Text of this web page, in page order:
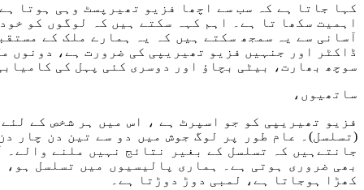
کہا جاتا ہے کہ سب سے اچھا فزیو تھیرپسٹ وہی ہوتا
اہمیت سکھا تا ہے۔ اہم کہہ سکتے ہیں کہ لوگوں کو
آسانی سے یہ سمجھ سکتے ہیں کہ یہ ہمارے ملک کے
ڈاکٹر اور جنہیں فزیو تھیریپی کی ضرورت ہے، دونوں
سوچھ بھارت، بیٹی بچاؤ اور دوسری کئی پہل کی
ساتھیوں،
فزیو تھیریپی کو جو اسپرٹ ہے ، اس میں ہر شخص کے
(تسلسل)۔ عام طور پر لوگ جوش میں دو سے تین دن چار
جانتےہیں کہ تسلسل کے بغیر نتائج نہیں ملنے
بھی ضروری ہوتی ہے۔ ہماری پالیسیوں میں تسلسل
کھڑا ہوجاتا ہے، لمبی دوڑ دوڑتا ہے۔